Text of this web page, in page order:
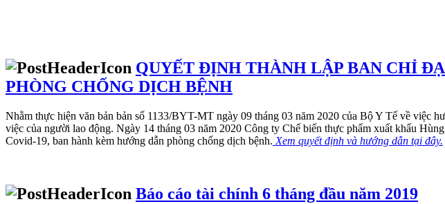
QUYẾT ĐỊNH THÀNH LẬP BAN CHỈ
PHÒNG CHỐNG DỊCH BỆNH
Nhằm thực hiện văn bản bản số 1133/BYT-MT ngày 09 tháng 03 năm 2020 của Bộ Y Tế về việc
việc của người lao động. Ngày 14 tháng 03 năm 2020 Công ty Chế biến thực phẩm xuất khẩu
Covid-19, ban hành kèm hướng dẫn phòng chống dịch bệnh. Xem quyết định và hướng dẫn tại đây.
Báo cáo tài chính 6 tháng đầu năm 2019